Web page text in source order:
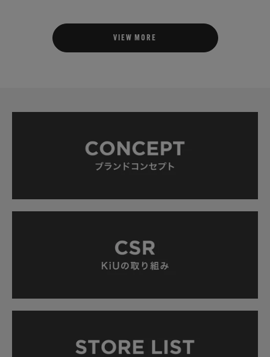
VIEW MORE